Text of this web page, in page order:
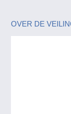
OVER DE